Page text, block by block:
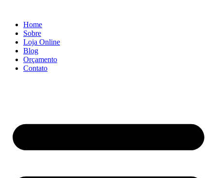
conteúdo
Home
Sobre
Loja Online
Blog
Orçamento
Contato